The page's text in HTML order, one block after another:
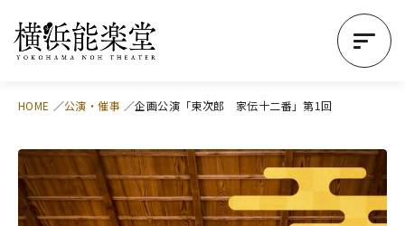
HOME 公演・催事 企画公演「東次郎 家伝十二番」第1回